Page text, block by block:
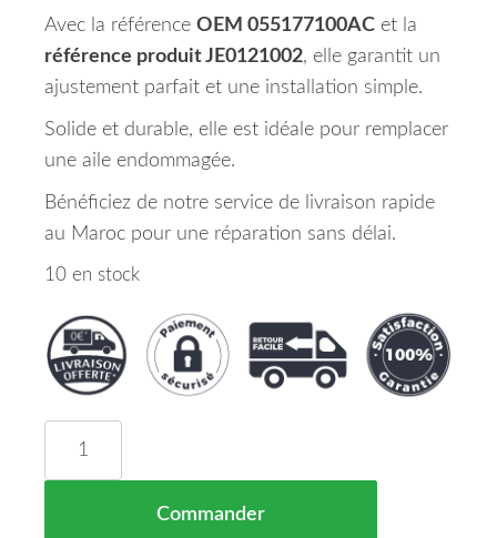
Avec la référence OEM 055177100AC et la
référence produit JE0121002, elle garantit un
ajustement parfait et une installation simple.
Solide et durable, elle est idéale pour remplacer
une aile endommagée.
Bénéficiez de notre service de livraison rapide
au Maroc pour une réparation sans délai.
10 en stock
Commander